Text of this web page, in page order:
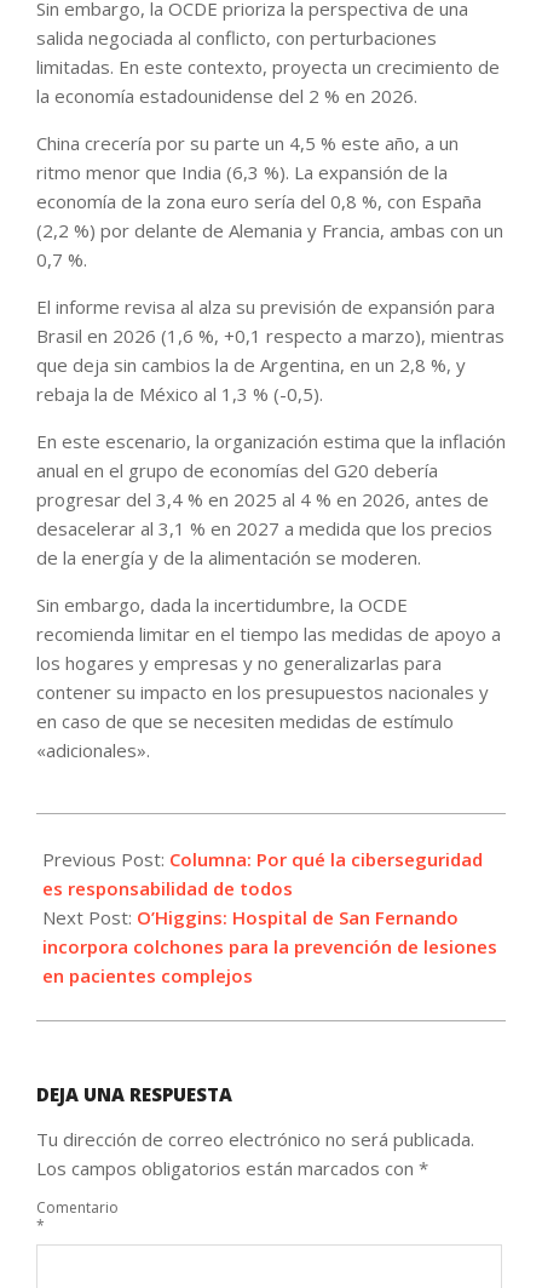
Sin embargo, la OCDE prioriza la perspectiva de una
salida negociada al conflicto, con perturbaciones
limitadas. En este contexto, proyecta un crecimiento de
la economía estadounidense del 2 % en 2026.
China crecería por su parte un 4,5 % este año, a un
ritmo menor que India (6,3 %). La expansión de la
economía de la zona euro sería del 0,8 %, con España
(2,2 %) por delante de Alemania y Francia, ambas con un
0,7 %.
El informe revisa al alza su previsión de expansión para
Brasil en 2026 (1,6 %, +0,1 respecto a marzo), mientras
que deja sin cambios la de Argentina, en un 2,8 %, y
rebaja la de México al 1,3 % (-0,5).
En este escenario, la organización estima que la inflación
anual en el grupo de economías del G20 debería
progresar del 3,4 % en 2025 al 4 % en 2026, antes de
desacelerar al 3,1 % en 2027 a medida que los precios
de la energía y de la alimentación se moderen.
Sin embargo, dada la incertidumbre, la OCDE
recomienda limitar en el tiempo las medidas de apoyo a
los hogares y empresas y no generalizarlas para
contener su impacto en los presupuestos nacionales y
en caso de que se necesiten medidas de estímulo
«adicionales».
06-
03
Previous Post: Columna: Por qué la ciberseguridad
es responsabilidad de todos
Next Post: O’Higgins: Hospital de San Fernando
incorpora colchones para la prevención de lesiones
en pacientes complejos
DEJA UNA RESPUESTA
Tu dirección de correo electrónico no será publicada.
Los campos obligatorios están marcados con *
Comentario
*